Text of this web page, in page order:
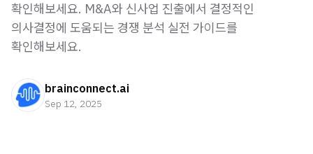
확인해보세요. M&A와 신사업 진출에서 결정적인
의사결정에 도움되는 경쟁 분석 실전 가이드를
확인해보세요.
brainconnect.ai
Sep 12, 2025